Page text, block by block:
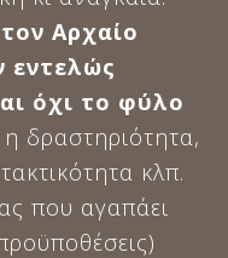
Αρχαίο
εντελώς
όχι το φύλο
δραστηριότητα,
κλπ.
που αγαπάει